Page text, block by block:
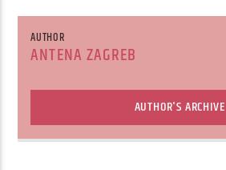
AUTHOR
ANTENA ZAGREB
AUTHOR'S ARCHIVE